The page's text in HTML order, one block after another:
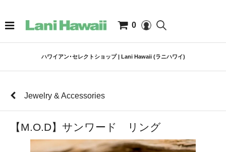
0
ハワイアン･セレクトショップ | Lani Hawaii (ラニハワイ)
Jewelry & Accessories
【M.O.D】サンワード リング